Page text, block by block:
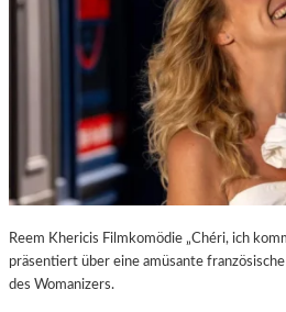
Reem Khericis Filmkomödie „Chéri, ich
präsentiert über eine amüsante
des Womanizers.